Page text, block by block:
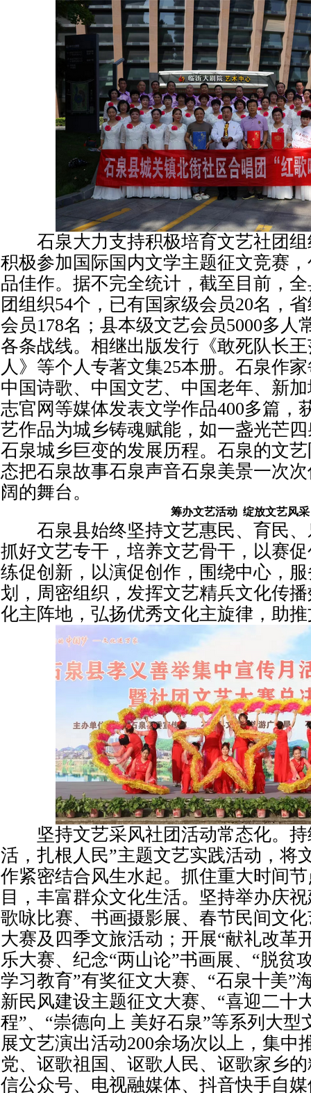
石泉大力支持积极培育文艺社团组
积极参加国际国内文学主题征文竞赛
品佳作。据不完全统计，截至目前，
团组织54个，已有国家级会员20名，
会员178名；县本级文艺会员5000多人
各条战线。相继出版发行《敢死队长
人》等个人专著文集25本册。石泉作
中国诗歌、中国文艺、中国老年、新
志官网等媒体发表文学作品400多篇，
艺作品为城乡铸魂赋能，如一盏光芒
石泉城乡巨变的发展历程。石泉的文
态把石泉故事石泉声音石泉美景一次
阔的舞台。
筹办文艺活动 绽放文艺风采
石泉县始终坚持文艺惠民、育民、
抓好文艺专干，培养文艺骨干，以赛
练促创新，以演促创作，围绕中心，
划，周密组织，发挥文艺精兵文化传
化主阵地，弘扬优秀文化主旋律，助
坚持文艺采风社团活动常态化。持
活，扎根人民”主题文艺实践活动，将
作紧密结合风生水起。抓住重大时间
目，丰富群众文化生活。坚持举办庆
歌咏比赛、书画摄影展、春节民间文
大赛及四季文旅活动；开展“献礼改革
乐大赛、纪念“两山论”书画展、“脱贫
学习教育”有奖征文大赛、“石泉十美”
新民风建设主题征文大赛、“喜迎二十
程”、“崇德向上 美好石泉”等系列大型
展文艺演出活动200余场次以上，集中
党、讴歌祖国、讴歌人民、讴歌家乡
信公众号、电视融媒体、抖音快手自